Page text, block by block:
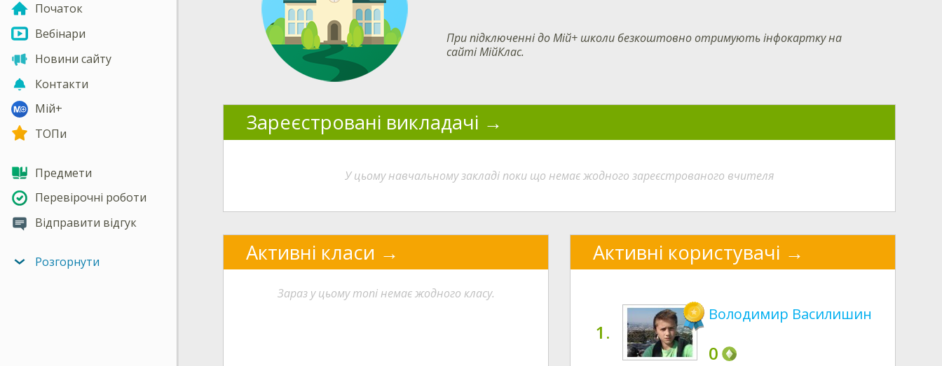
Початок
Вебінари
Новини сайту
Контакти
Мій+
ТОПи
Предмети
Перевірочні роботи
Відправити відгук
Розгорнути
При підключенні до Мій+ школи безкоштовно отримують інфокартку на
сайті МійКлас.
Зареєстровані викладачі
У цьому навчальному закладі поки що немає жодного зареєстрованого вчителя
Активні класи
Зараз у цьому топі немає жодного класу.
Активні користувачі
1.
Володимир Василишин
0